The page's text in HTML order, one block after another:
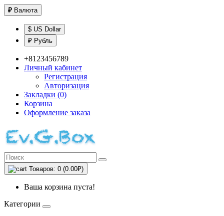
₽ Валюта
$ US Dollar
₽ Рубль
+8123456789
Личный кабинет
Регистрация
Авторизация
Закладки (0)
Корзина
Оформление заказа
Товаров: 0 (0.00₽)
Ваша корзина пуста!
Категории